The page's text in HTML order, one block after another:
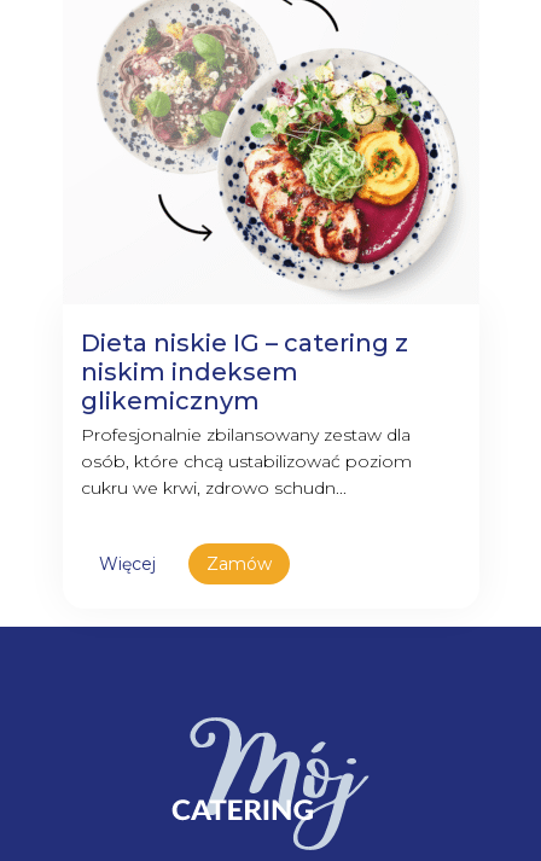
Dieta niskie IG – catering z
niskim indeksem
glikemicznym
Profesjonalnie zbilansowany zestaw dla
osób, które chcą ustabilizować poziom
cukru we krwi, zdrowo schudn...
Więcej Zamów